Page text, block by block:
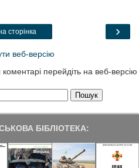
›
сторінка
веб-версію
перейдіть на веб-версію
БІБЛІОТЕКА: